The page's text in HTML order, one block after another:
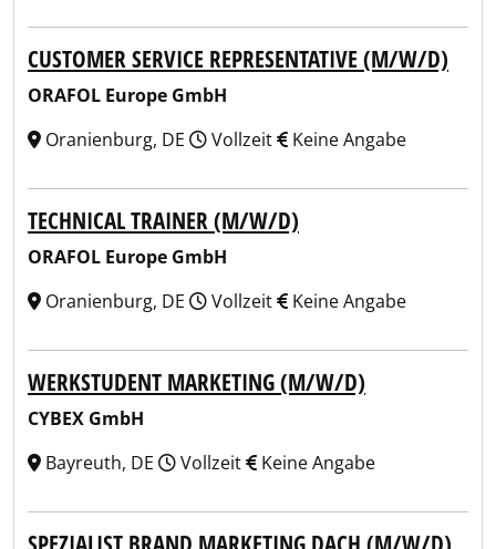
CUSTOMER SERVICE REPRESENTATIVE (M/W/D)
ORAFOL Europe GmbH
Oranienburg, DE
Vollzeit Keine Angabe
TECHNICAL TRAINER (M/W/D)
ORAFOL Europe GmbH
Oranienburg, DE
Vollzeit Keine Angabe
WERKSTUDENT MARKETING (M/W/D)
CYBEX GmbH
Bayreuth, DE
Vollzeit Keine Angabe